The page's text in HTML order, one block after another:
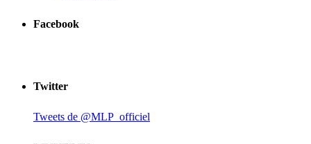
Facebook
Twitter
Tweets de @MLP_officiel